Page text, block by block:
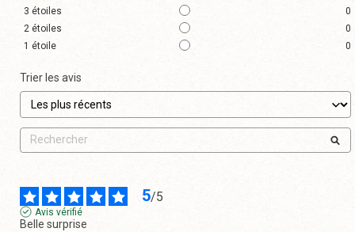
3 étoiles
0
2 étoiles
0
1 étoile 0
Trier les avis
5/5
Avis vérifié
Belle surprise